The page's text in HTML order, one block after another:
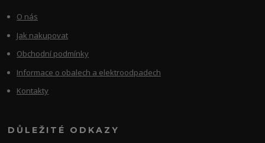
O nás
Jak nakupovat
Obchodní podmínky
Informace o obalech a elektroodpadech
Kontakty
DŮLEŽITÉ ODKAZY